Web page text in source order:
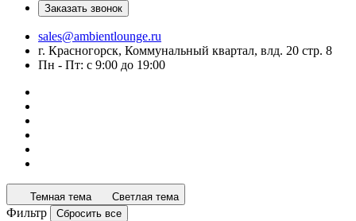
Заказать звонок
sales@ambientlounge.ru
г. Красногорск, Коммунальный квартал, влд. 20 стр. 8
Пн - Пт: с 9:00 до 19:00
Темная тема Светлая тема
Фильтр Сбросить все